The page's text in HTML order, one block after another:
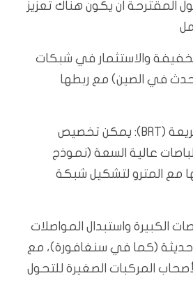
المقترحة ان يكون هناك تعزيز
الخفيفة والاستثمار في شبكات
في الصين) مع ربطها
أنظمة الباصات السريعة (BRT): يمكن تخصيص
عالية السعة (نموذج
مع المترو لتشكيل شبكة
الكبيرة واستبدال المواصلات
حديثة (كما في سنغافورة)، مع
المركبات الصغيرة للتحول